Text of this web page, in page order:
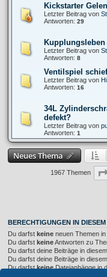
Kickstarter
Letzter Beitrag von
Antworten: 29
Letzter Beitrag von
Antworten: 8
Ventilspiel schief
Letzter Beitrag von
Antworten: 16
34L
defekt?
Letzter Beitrag von
Antworten: 1
Neues Thema
1967 Themen
BERECHTIGUNGEN IN
Du darfst keine neuen Themen
Du darfst keineAntworten zu
Du darfst deine Beiträge in
Du darfst deine Beiträge in
Du darfstkeineDateianhänge in